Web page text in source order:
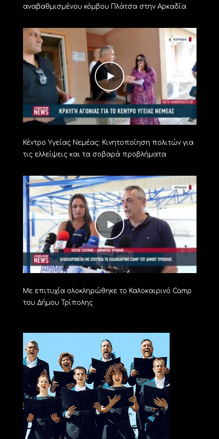
αναβαθμισμένου κόμβου Πλάτσα στην Αρκαδία
Κέντρο Υγείας Νεμέας: Κινητοποίηση πολιτών για
τις ελλείψεις και τα σοβαρά προβλήματα
Με επιτυχία ολοκληρώθηκε το Καλοκαιρινό Camp
του Δήμου Τρίπολης